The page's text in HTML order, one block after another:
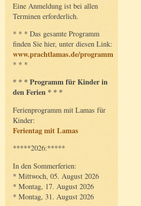
Eine Anmeldung ist bei allen
Terminen erforderlich.
* * * Das gesamte Programm
finden Sie hier, unter diesen Link:
www.prachtlamas.de/programm
* * *
* * * Programm für Kinder in
den Ferien * * *
Ferienprogramm mit Lamas für
Kinder:
Ferientag mit Lamas
*****2026:*****
In den Sommerferien:
* Mittwoch, 05. August 2026
* Montag, 17. August 2026
* Montag, 31. August 2026